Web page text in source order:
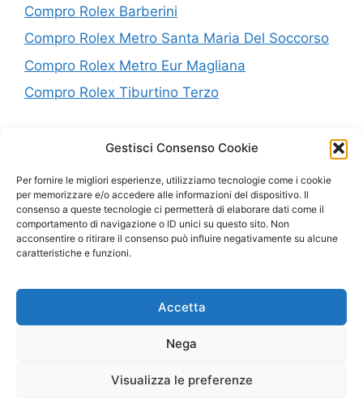
Gestisci Consenso Cookie
Per fornire le migliori esperienze, utilizziamo tecnologie come i cookie
per memorizzare e/o accedere alle informazioni del dispositivo. Il
consenso a queste tecnologie ci permetterà di elaborare dati come il
comportamento di navigazione o ID unici su questo sito. Non
acconsentire o ritirare il consenso può influire negativamente su alcune
caratteristiche e funzioni.
Accetta
Nega
Visualizza le preferenze
Compro Rolex Barberini
Compro Rolex Metro Santa Maria Del Soccorso
Compro Rolex Metro Eur Magliana
Compro Rolex Tiburtino Terzo
P.IVA: 10638441005
Mappa del Sito
Privacy
Cookie Policy (UE)
Realizzazione Siti Web
-Solution Group Communication